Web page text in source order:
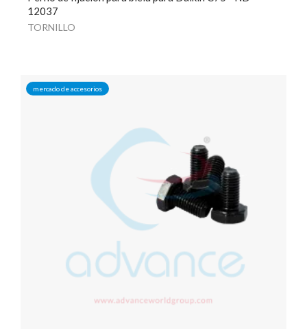
12037
TORNILLO
mercado de accesorios